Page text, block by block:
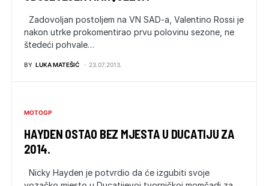
Zadovoljan postoljem na VN SAD-a, Valentino Rossi je
nakon utrke prokomentirao prvu polovinu sezone, ne
štedeći pohvale…
BY LUKA MATEŠIĆ 23.07.2013.
MOTOGP
HAYDEN OSTAO BEZ MJESTA U DUCATIJU ZA
2014.
Nicky Hayden je potvrdio da će izgubiti svoje